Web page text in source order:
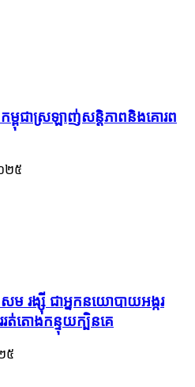
ម្ពុជាស្រឡាញ់សន្តិភាពនិងគោរព
២៥
រង្ស៊ី ជាអ្នកនយោបាយអង្ករ
តោងកន្ទុយក្បិនគេ
៥